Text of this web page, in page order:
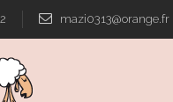
mazi0313@orange.fr